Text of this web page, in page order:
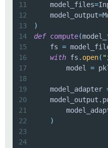
11
    model_files
=
12
    model_output
=
13
)
14
def compute(
15
    fs
=
16
with fs . open(
17
        model
=
18
19
    model_adapter
20
    model_output
.
21
22
)
23
24